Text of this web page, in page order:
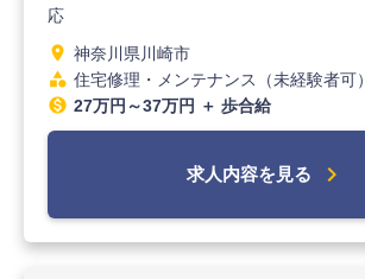
応
location_on 神奈川県川崎市
category 住宅修理・メンテナンス（未経験者可）
monetization_on 27万円～37万円 ＋ 歩合給
求人内容を見る chevron_right